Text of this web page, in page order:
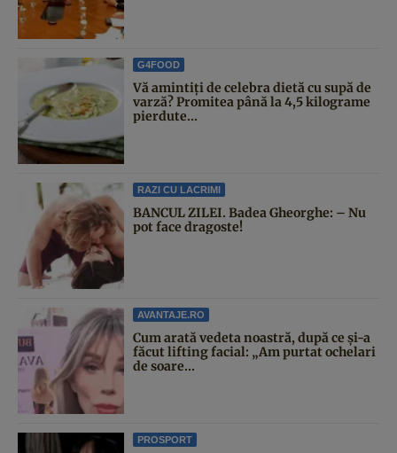
G4FOOD
Vă amintiți de celebra dietă cu supă de
varză? Promitea până la 4,5 kilograme
pierdute...
RAZI CU LACRIMI
BANCUL ZILEI. Badea Gheorghe: – Nu
pot face dragoste!
AVANTAJE.RO
Cum arată vedeta noastră, după ce și-a
făcut lifting facial: „Am purtat ochelari
de soare...
PROSPORT